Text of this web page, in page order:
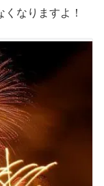
なりますよ！